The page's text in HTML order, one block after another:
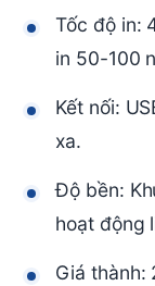
Tốc độ in:
in 50-100
Kết nối:
xa.
Độ bền:
hoạt động
Giá thành: